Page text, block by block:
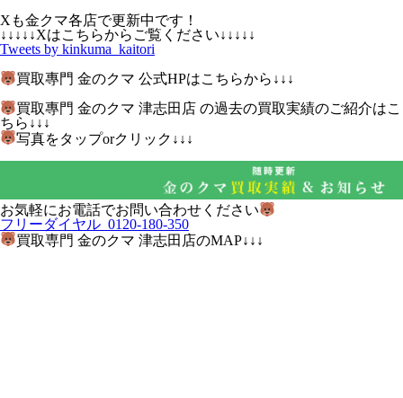
Xも金クマ各店で更新中です！
↓↓↓↓↓Xはこちらからご覧ください↓↓↓↓↓
Tweets by kinkuma_kaitori
買取專門 金のクマ 公式HPはこちらから↓↓↓
買取專門 金のクマ 津志田店 の過去の買取実績のご紹介はこ
ちら↓↓↓
写真をタップorクリック↓↓↓
お気軽にお電話でお問い合わせください
フリーダイヤル 0120-180-350
買取専門 金のクマ 津志田店のMAP↓↓↓